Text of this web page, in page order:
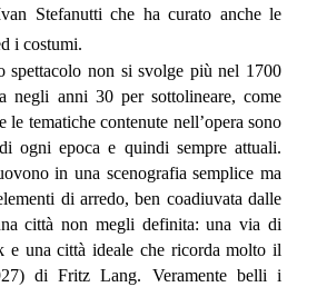
Stefanutti che ha curato anche le
i costumi.
spettacolo non si svolge più nel 1700
negli anni 30 per sottolineare, come
le tematiche contenute nell’opera sono
ogni epoca e quindi sempre attuali.
in una scenografia semplice ma
di arredo, ben coadiuvata dalle
città non megli definita: una via di
e una città ideale che ricorda molto il
di Fritz Lang. Veramente belli i